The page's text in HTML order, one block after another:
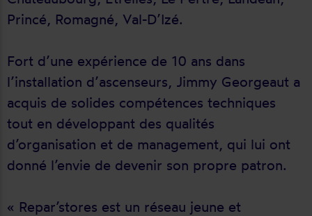
Princé, Romagné, Val-D’Izé.
Fort d’une expérience de 10 ans dans
l’installation d’ascenseurs, Jimmy Georgeaut a
acquis de solides compétences techniques
tout en développant des qualités
d’organisation et de management, qui lui ont
donné l’envie de devenir son propre patron.
« Repar’stores est un réseau jeune et